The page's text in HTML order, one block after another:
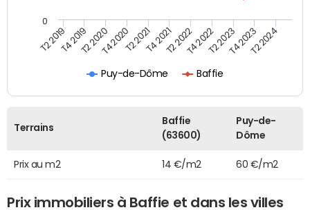
Puy-de-Dôme Baffie
T2 2019T4 2019T2 2020T4 2020T2 2021T4 2021T2 2022T4 2022T2 2023T4 2023T2 2024
0
Terrains
Baffie
(63600)
Puy-de-
Dôme
Prix au m2 14 €/m2 60 €/m2
Prix immobiliers à Baffie et dans les villes